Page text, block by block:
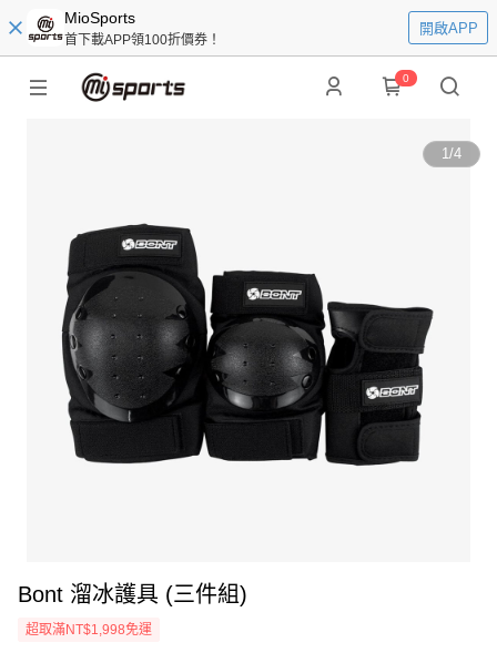
MioSports
首下載APP領100折價券！
開啟APP
0
1/4
Bont 溜冰護具 (三件組)
超取滿NT$1,998免運